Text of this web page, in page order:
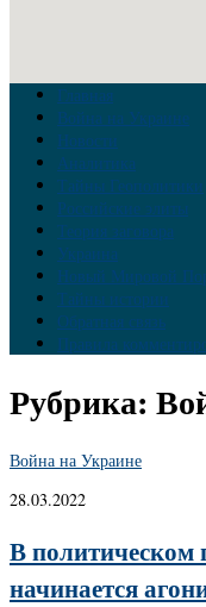
Главная
Война на Украине
Новости
Аналитика
Тайны Геополитики
Российские элиты
Теория заговора
Украина
Новый Мировой
Тайны истории
Обратная связь
Правила
Рубрика:
Война на Украине
28.03.2022
В политическом
начинается